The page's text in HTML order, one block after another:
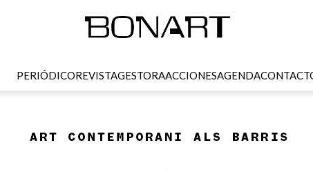
PERIÓDICOREVISTAGESTORAACCIONESAGENDA